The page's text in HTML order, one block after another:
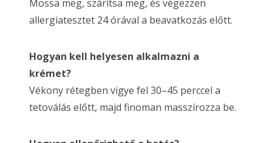
Mossa meg, szárítsa meg, és végezzen
allergiatesztet 24 órával a beavatkozás előtt.
Hogyan kell helyesen alkalmazni a
krémet?
Vékony rétegben vigye fel 30–45 perccel a
tetoválás előtt, majd finoman masszírozza be.